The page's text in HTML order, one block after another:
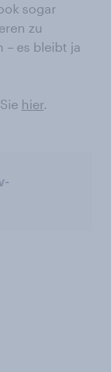
sogar
zu
– es bleibt ja
hier.